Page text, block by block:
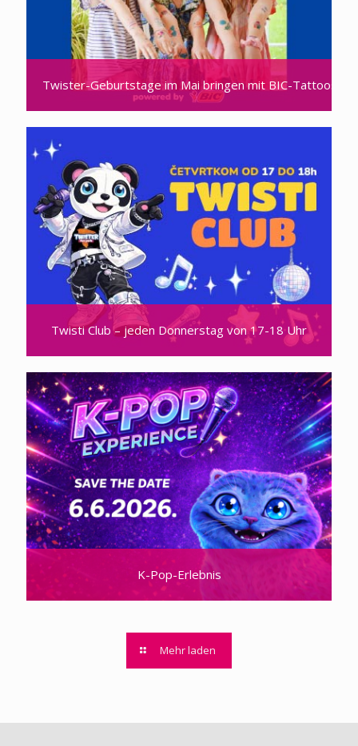
Twister-Geburtstage im Mai bringen mit BIC-Tattoos
Twisti Club – jeden Donnerstag von 17-18 Uhr
K-Pop-Erlebnis
Mehr laden